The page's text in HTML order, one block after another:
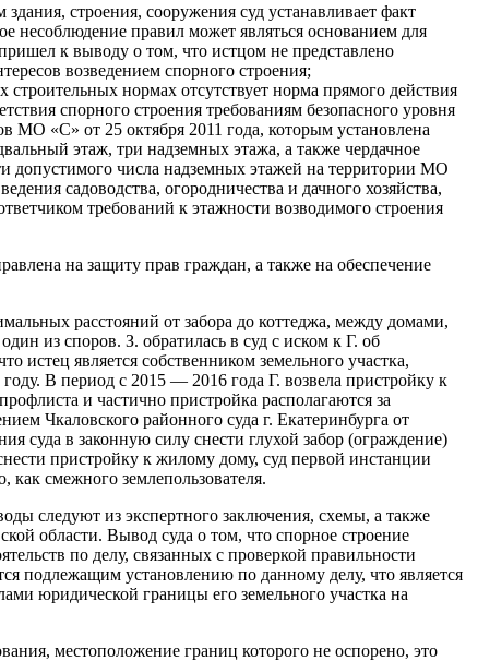
строения, сооружения суд устанавливает факт
несоблюдение правил может являться основанием для
к выводу о том, что истцом не представлено
возведением спорного строения;
нормах отсутствует норма прямого действия
спорного строения требованиям безопасного уровня
МО «С» от 25 октября 2011 года, которым установлена
этаж, три надземных этажа, а также чердачное
допустимого числа надземных этажей на территории МО
садоводства, огородничества и дачного хозяйства,
требований к этажности возводимого строения
на защиту прав граждан, а также на обеспечение
расстояний от забора до коттеджа, между домами,
из споров. З. обратилась в суд с иском к Г. об
истец является собственником земельного участка,
В период с 2015 — 2016 года Г. возвела пристройку к
и частично пристройка располагаются за
Чкаловского районного суда г. Екатеринбурга от
суда в законную силу снести глухой забор (ограждение)
пристройку к жилому дому, суд первой инстанции
как смежного землепользователя.
следуют из экспертного заключения, схемы, а также
области. Вывод суда о том, что спорное строение
по делу, связанных с проверкой правильности
подлежащим установлению по данному делу, что является
юридической границы его земельного участка на
местоположение границ которого не оспорено, это